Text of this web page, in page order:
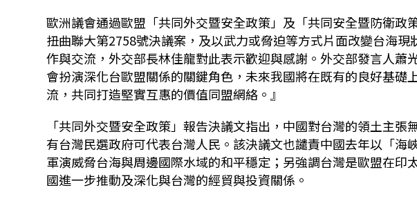
歐洲議會通過歐盟「共同外交暨安全政策」及「共同安全暨防衛政
扭曲聯大第2758號決議案，及以武力或脅迫等方式片面改變台海
作與交流，外交部長林佳龍對此表示歡迎與感謝。外交部發言人蕭
會扮演深化台歐盟關係的關鍵角色，未來我國將在既有的良好基礎
流，共同打造堅實互惠的價值同盟網絡。』
「共同外交暨安全政策」報告決議文指出，中國對台灣的領土主
有台灣民選政府可代表台灣人民。該決議文也譴責中國去年以「海
軍演威脅台海與周邊國際水域的和平穩定；另強調台灣是歐盟在印
國進一步推動及深化與台灣的經貿與投資關係。